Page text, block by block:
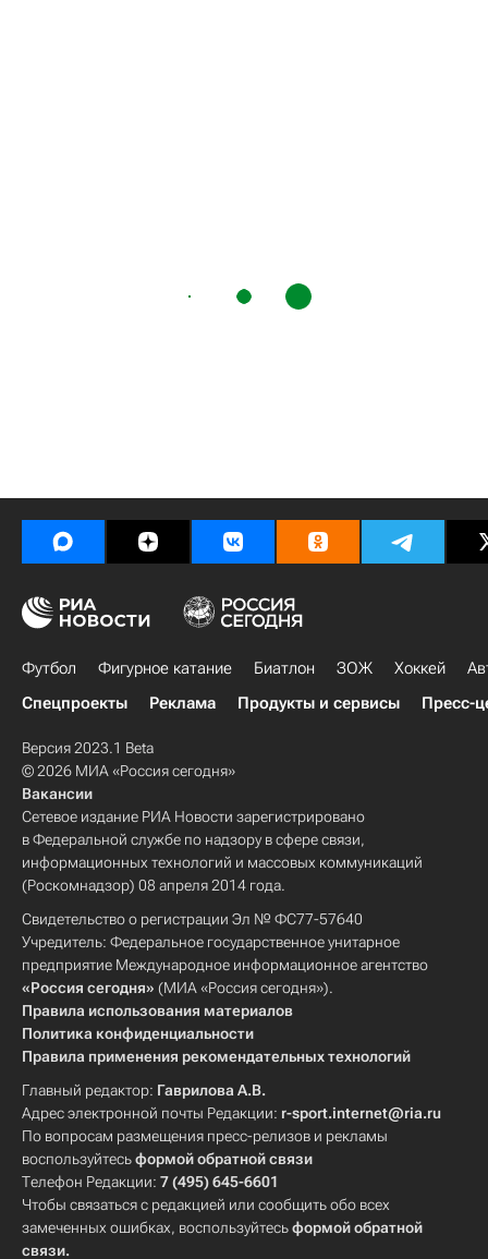
Футбол Фигурное катание Биатлон ЗОЖ Хоккей
Спецпроекты
Реклама Продукты и сервисы Пресс-
Версия 2023.1 Beta
© 2026 МИА «Россия сегодня»
Вакансии
Сетевое издание РИА Новости зарегистрировано
в Федеральной службе по надзору в сфере связи,
информационных технологий и массовых коммуникаций
(Роскомнадзор) 08 апреля 2014 года.
Свидетельство о регистрации Эл № ФС77-57640
Учредитель: Федеральное государственное унитарное
предприятие Международное информационное агентство
«Россия сегодня» (МИА «Россия сегодня»).
Правила использования материалов
Политика конфиденциальности
Правила применения рекомендательных технологий
Главный редактор: Гаврилова А.В.
Адрес электронной почты Редакции: r-sport.internet@ria.ru
По вопросам размещения пресс-релизов и рекламы
воспользуйтесьформой обратной связи
Телефон Редакции: 7 (495) 645-6601
Чтобы связаться с редакцией или сообщить обо всех
замеченных ошибках, воспользуйтесьформой обратной
связи.